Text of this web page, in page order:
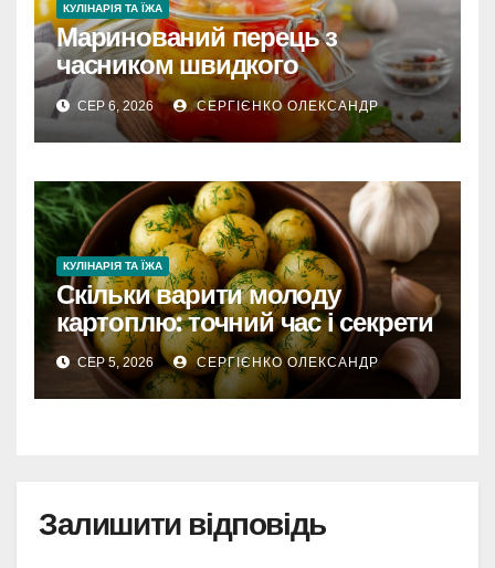
КУЛІНАРІЯ ТА ЇЖА
Маринований перець з
часником швидкого
приготування
СЕР 6, 2026 СЕРГІЄНКО ОЛЕКСАНДР
КУЛІНАРІЯ ТА ЇЖА
Скільки варити молоду
картоплю: точний час і секрети
СЕР 5, 2026 СЕРГІЄНКО ОЛЕКСАНДР
Залишити відповідь